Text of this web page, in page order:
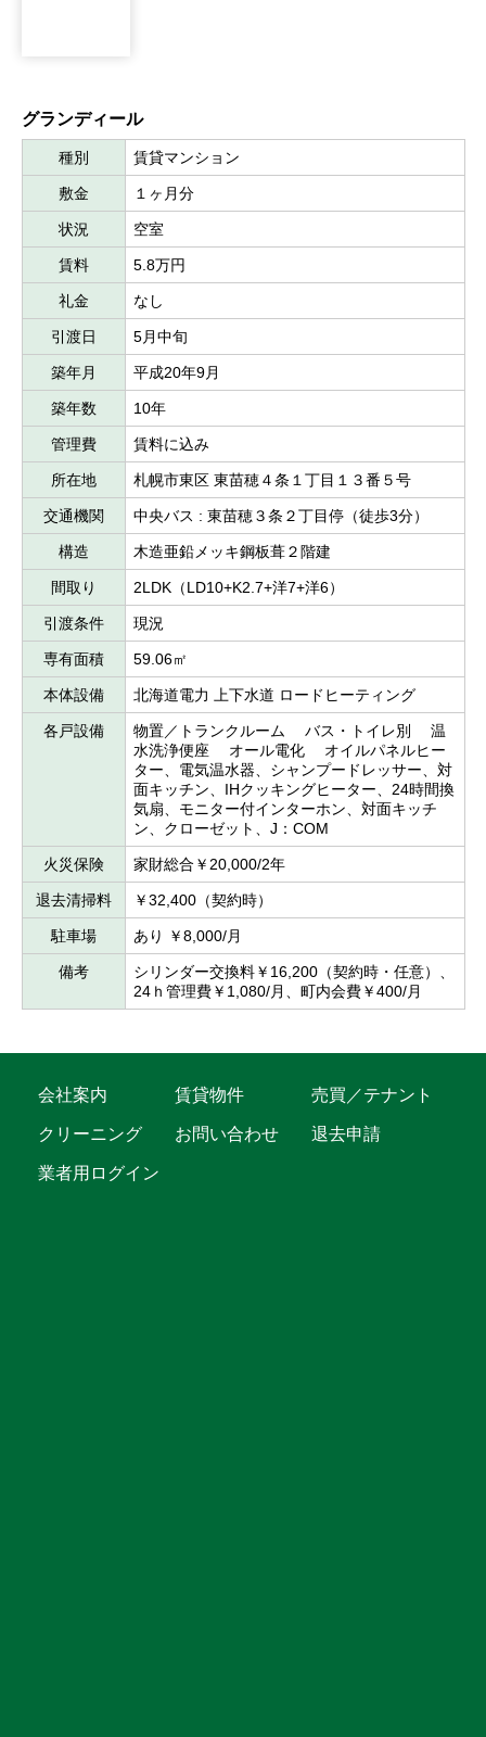
グランディール
種別 賃貸マンション
敷金 １ヶ月分
状況 空室
賃料 5.8万円
礼金 なし
引渡日 5月中旬
築年月 平成20年9月
築年数 10年
管理費 賃料に込み
所在地 札幌市東区 東苗穂４条１丁目１３番５号
交通機関 中央バス : 東苗穂３条２丁目停（徒歩3分）
構造 木造亜鉛メッキ鋼板葺２階建
間取り 2LDK（LD10+K2.7+洋7+洋6）
引渡条件 現況
専有面積 59.06㎡
本体設備 北海道電力 上下水道 ロードヒーティング
各戸設備
物置／トランクルーム バス・トイレ別 温
水洗浄便座 オール電化 オイルパネルヒー
ター、電気温水器、シャンプードレッサー、対
面キッチン、IHクッキングヒーター、24時間換
気扇、モニター付インターホン、対面キッチ
ン、クローゼット、J：COM
火災保険 家財総合￥20,000/2年
退去清掃料 ￥32,400（契約時）
駐車場 あり ￥8,000/月
備考
シリンダー交換料￥16,200（契約時・任意）、
24ｈ管理費￥1,080/月、町内会費￥400/月
会社案内 賃貸物件
売買／テナント
クリーニング
お問い合わせ
退去申請
業者用ログイン